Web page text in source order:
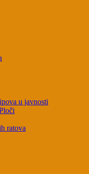
u javnosti
ratova